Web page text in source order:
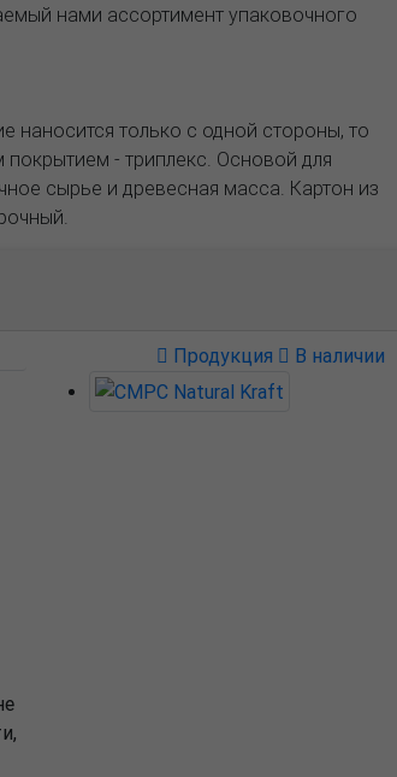
нами ассортимент упаковочного
наносится только с одной стороны, то
покрытием - триплекс. Основой для
сырье и древесная масса. Картон из
Продукция
В наличии